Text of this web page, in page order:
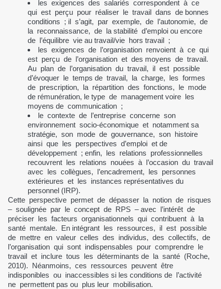
les exigences des salariés correspondent à ce
qui est perçu pour réaliser le travail dans de bonnes
conditions ; il s’agit, par exemple, de l’autonomie, de
la reconnaissance, de la stabilité d’emploi ou encore
de l’équilibre vie au travail/vie hors travail ;
les exigences de l’organisation renvoient à ce qui
est perçu de l’organisation et des moyens de travail.
Au plan de l’organisation du travail, il est possible
d’évoquer le temps de travail, la charge, les formes
de prescription, la répartition des fonctions, le mode
de rémunération, le type de management voire les
moyens de communication ;
le contexte de l’entreprise concerne son
environnement socio-économique et notamment sa
stratégie, son mode de gouvernance, son histoire
ainsi que les perspectives d’emploi et de
développement ; enfin, les relations professionnelles
recouvrent les relations nouées à l’occasion du travail
avec les collègues, l’encadrement, les personnes
extérieures et les instances représentatives du
personnel (IRP).
Cette perspective permet de dépasser la notion de risques
– soulignée par le concept de RPS – avec l’intérêt de
préciser les facteurs organisationnels qui contribuent à la
santé mentale. En intégrant les ressources, il est possible
de mettre en valeur celles des individus, des collectifs, de
l’organisation qui sont indispensables pour comprendre le
travail et inclure tous les déterminants de la santé (Roche,
2010). Néanmoins, ces ressources peuvent être
indisponibles ou inaccessibles si les conditions de l’activité
ne permettent pas ou plus leur mobilisation.